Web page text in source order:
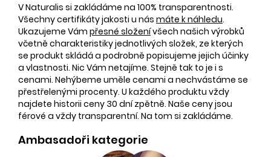
V Naturalis si zakládáme na 100% transparentnosti.
Všechny certifikáty jakosti u nás máte k náhledu.
Ukazujeme Vám přesné složenívšech našich výrobků
včetně charakteristiky jednotlivých složek, ze kterých
se produkt skládá a podrobně popisujeme jejich účinky
a vlastnosti. Nic Vám netajíme. Stejně tak to je i s
cenami. Nehýbeme uměle cenami a nechvástáme se
přestřelenými procenty. U každého produktu vždy
najdete historii ceny 30 dní zpětně. Naše ceny jsou
férové a vždy transparentní. Na tom si zakládáme.
Ambasadoři kategorie